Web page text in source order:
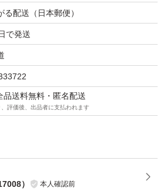
ますが、購入時より擦り傷などが
ので、ご了承のうえご購入頂きます
す。
レイ、ブラックティーエキス、黒大
テ」アプローチで大人の毛穴を包括
目立たないつるんとなめらか肌へ導
る配送（日本郵便）
で発送
品送料無料・匿名配送
評価後、出品者に支払われます
） 本人確認前